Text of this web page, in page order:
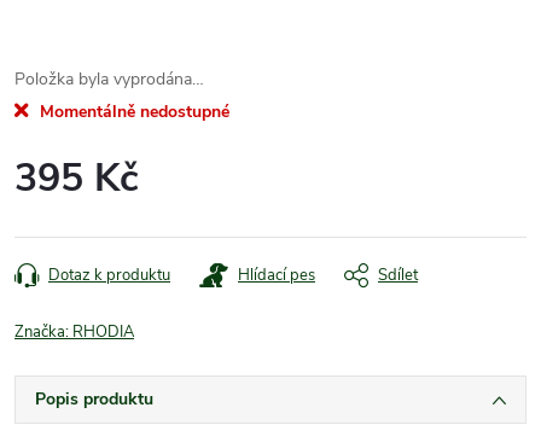
Položka byla vyprodána…
Momentálně nedostupné
395 Kč
cena:
Dotaz k produktu Hlídací pes Sdílet
Značka: RHODIA
Popis produktu